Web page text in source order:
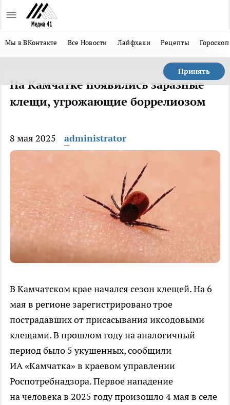
Мы в ВКонтакте Все Новости Лайфхаки Рецепты Гороскоп
Принять
На Камчатке появились заразные
клещи, угрожающие боррелиозом
8 мая 2025 administrator
В Камчатском крае начался сезон клещей. На 6
мая в регионе зарегистрировано трое
пострадавших от присасывания иксодовыми
клещами. В прошлом году на аналогичный
период было 5 укушенных, сообщили
ИА «Камчатка» в краевом управлении
Роспотребнадзора. Первое нападение
на человека в 2025 году произошло 4 мая в селе